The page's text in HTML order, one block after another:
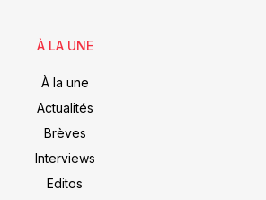
À LA UNE
À la une
Actualités
Brèves
Interviews
Editos